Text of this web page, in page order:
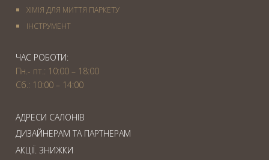
ХІМІЯ ДЛЯ МИТТЯ ПАРКЕТУ
IНСТРУМЕНТ
ЧАС РОБОТИ:
Пн.- пт.: 10:00 – 18:00
Сб.: 10:00 – 14:00
АДРЕСИ САЛОНІВ
ДИЗАЙНЕРАМ ТА ПАРТНЕРАМ
АКЦІЇ. ЗНИЖКИ